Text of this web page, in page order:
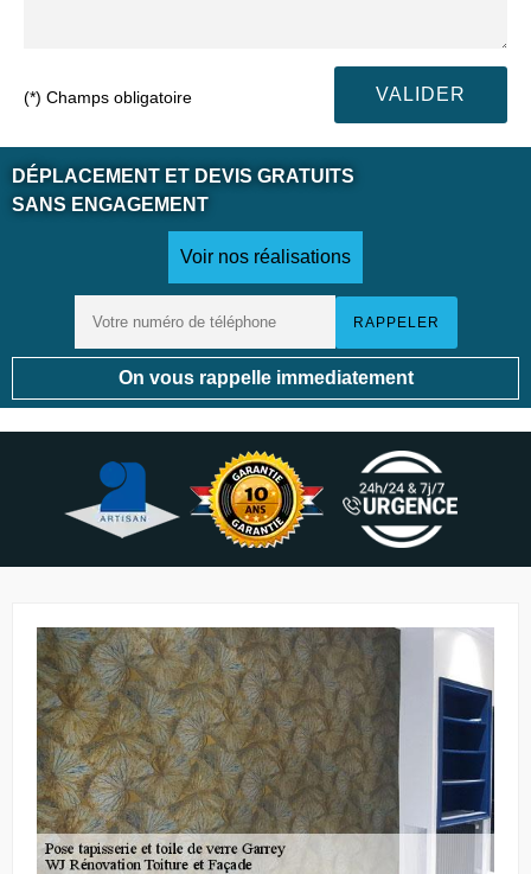
(*) Champs obligatoire
DÉPLACEMENT ET DEVIS GRATUITS
SANS ENGAGEMENT
Voir nos réalisations
On vous rappelle immediatement